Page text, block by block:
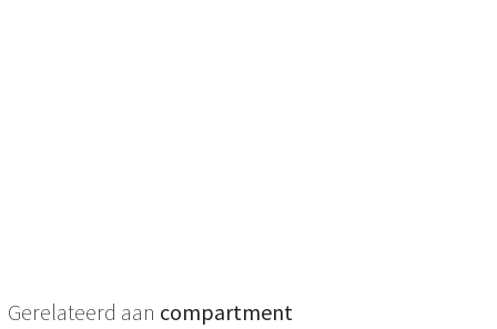
Gerelateerd aan compartment